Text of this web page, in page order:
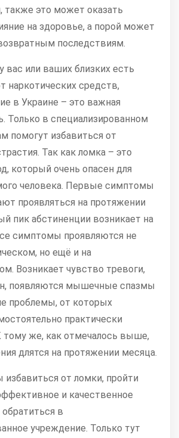
также это может оказать
на здоровье, а порой может
последствиям.
вас или ваших близких есть
наркотических средств,
в Украине – это важная
Только в специализированном
помогут избавиться от
Так как ломка – это
который очень опасен для
человека. Первые симптомы
проявляться на протяжении
пик абстиненции возникает на
симптомы проявляются не
но ещё и на
Возникает чувство тревоги,
появляются мышечные спазмы
проблемы, от которых
практически
же, как отмечалось выше,
длятся на протяжении месяца.
избавиться от ломки, пройти
и качественное
в
учреждение. Только тут